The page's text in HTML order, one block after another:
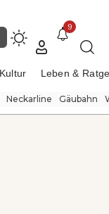
9
Kultur Leben &
Neckarline Gäubahn